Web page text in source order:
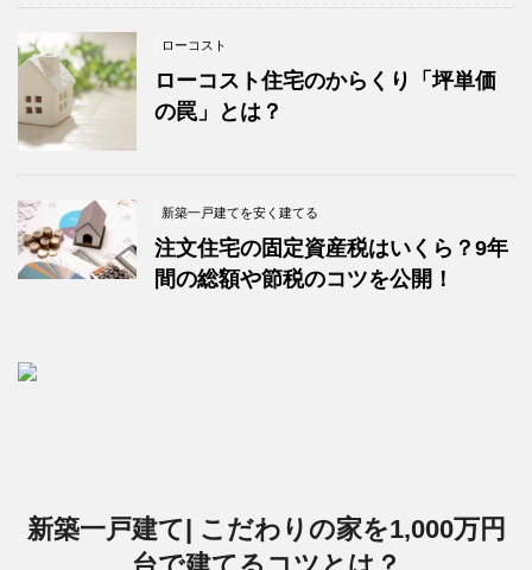
ローコスト
ローコスト住宅のからくり「坪単価
の罠」とは？
新築一戸建てを安く建てる
注文住宅の固定資産税はいくら？9年
間の総額や節税のコツを公開！
新築一戸建て| こだわりの家を1,000万円